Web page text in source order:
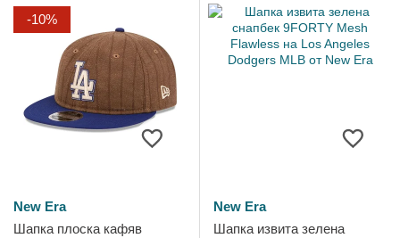
-10%
New Era
Шапка плоска кафяв
New Era
Шапка извита зелена